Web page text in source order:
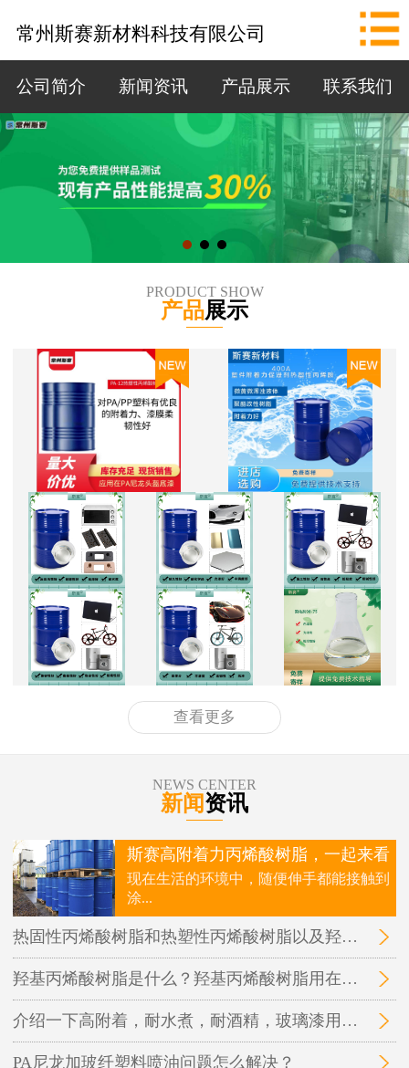
新闻资讯
产品展示
联系我们
拨打电话
常州斯赛新材料科技有限公司
公司简介 新闻资讯 产品展示 联系我们
PRODUCT SHOW
产品展示
查看更多
NEWS CENTER
新闻资讯
斯赛高附着力丙烯酸树脂，一起来看
现在生活的环境中，随便伸手都能接触到
涂...
热固性丙烯酸树脂和热塑性丙烯酸树脂以及羟基丙烯酸树脂三者之间的区别在哪里？
羟基丙烯酸树脂是什么？羟基丙烯酸树脂用在哪里？
介绍一下高附着，耐水煮，耐酒精，玻璃漆用的丙烯酸树脂
PA尼龙加玻纤塑料喷油问题怎么解决？